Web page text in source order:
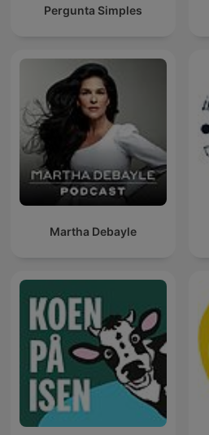
Pergunta Simples
Martha Debayle